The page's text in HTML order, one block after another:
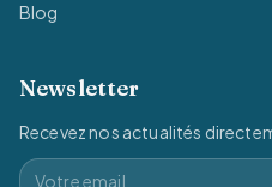
Blog
Newsletter
Recevez nos actualités